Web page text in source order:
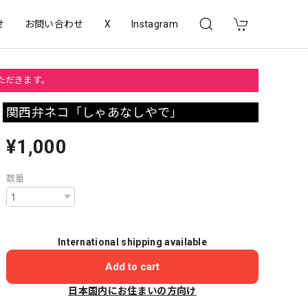
お問い合わせ X Instagram
きます。
関西弁ネコ「しゃあなしやで」
¥1,000
数量
International shipping available
Add to cart
日本国内にお住まいの方向け